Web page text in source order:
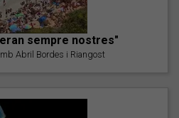
sempre nostres"
Abril Bordes i Riangost